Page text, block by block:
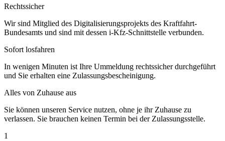
Rechtssicher
Wir sind Mitglied des Digitalisierungsprojekts des Kraftfahrt-
Bundesamts und sind mit dessen i-Kfz-Schnittstelle verbunden.
Sofort losfahren
In wenigen Minuten ist Ihre Ummeldung rechtssicher durchgeführt
und Sie erhalten eine Zulassungsbescheinigung.
Alles von Zuhause aus
Sie können unseren Service nutzen, ohne je ihr Zuhause zu
verlassen. Sie brauchen keinen Termin bei der Zulassungsstelle.
1